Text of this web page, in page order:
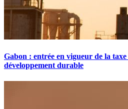
Gabon : entrée en vigueur de la
développement durable